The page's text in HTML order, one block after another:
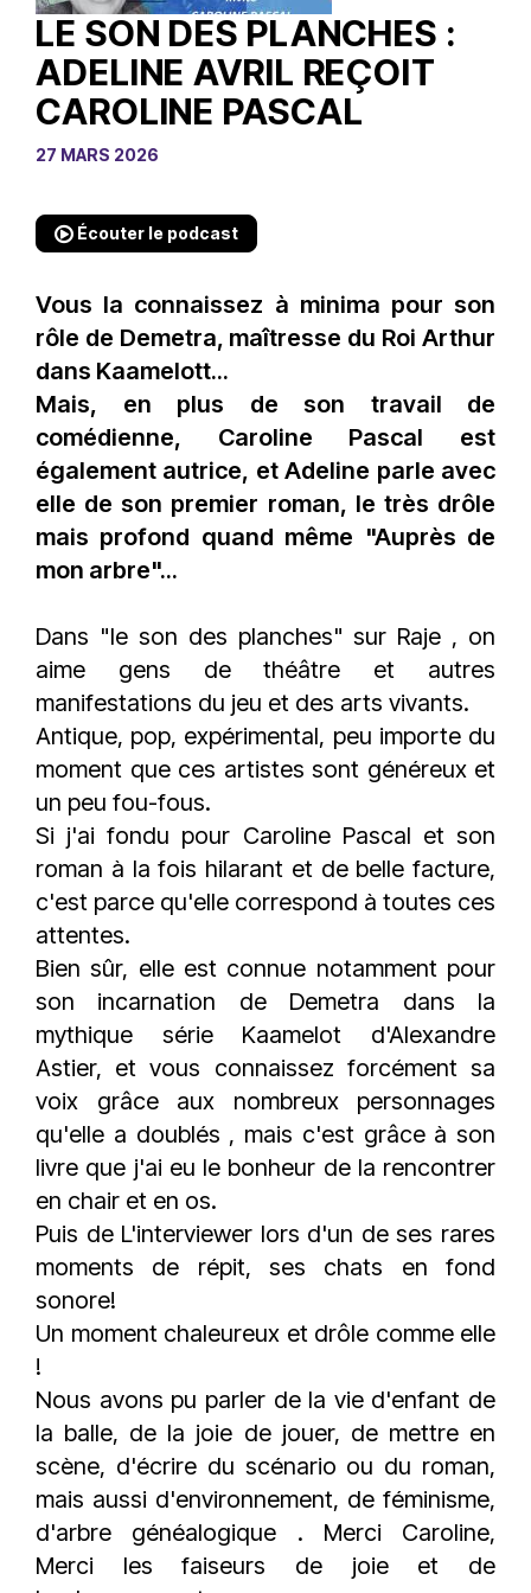
LE SON DES PLANCHES :
ADELINE AVRIL REÇOIT
CAROLINE PASCAL
27 MARS 2026
Écouter le podcast
Vous la connaissez à minima pour son
rôle de Demetra, maîtresse du Roi Arthur
dans Kaamelott...
Mais, en plus de son travail de
comédienne, Caroline Pascal est
également autrice, et Adeline parle avec
elle de son premier roman, le très drôle
mais profond quand même "Auprès de
mon arbre"...
Dans "le son des planches" sur Raje , on
aime gens de théâtre et autres
manifestations du jeu et des arts vivants.
Antique, pop, expérimental, peu importe du
moment que ces artistes sont généreux et
un peu fou-fous.
Si j'ai fondu pour Caroline Pascal et son
roman à la fois hilarant et de belle facture,
c'est parce qu'elle correspond à toutes ces
attentes.
Bien sûr, elle est connue notamment pour
son incarnation de Demetra dans la
mythique série Kaamelot d'Alexandre
Astier, et vous connaissez forcément sa
voix grâce aux nombreux personnages
qu'elle a doublés , mais c'est grâce à son
livre que j'ai eu le bonheur de la rencontrer
en chair et en os.
Puis de L'interviewer lors d'un de ses rares
moments de répit, ses chats en fond
sonore!
Un moment chaleureux et drôle comme elle
!
Nous avons pu parler de la vie d'enfant de
la balle, de la joie de jouer, de mettre en
scène, d'écrire du scénario ou du roman,
mais aussi d'environnement, de féminisme,
d'arbre généalogique . Merci Caroline,
Merci les faiseurs de joie et de